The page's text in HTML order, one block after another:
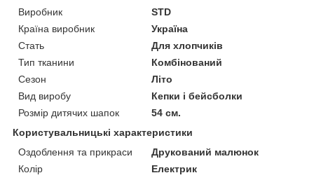
Виробник
STD
Країна виробник
Україна
Стать
Для хлопчиків
Тип тканини
Комбінований
Сезон
Літо
Вид виробу
Кепки і бейсболки
Розмір дитячих шапок
54 см.
Користувальницькі характеристики
Оздоблення та прикраси
Друкований малюнок
Колір
Електрик